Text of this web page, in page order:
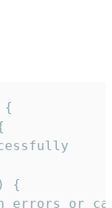
{
{
errors or